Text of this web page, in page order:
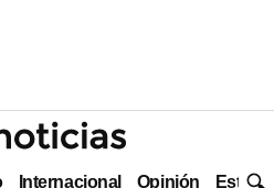
Internacional Opinión Estilo